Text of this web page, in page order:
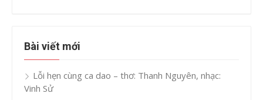
Bài viết mới
Lỗi hẹn cùng ca dao – thơ: Thanh Nguyên, nhạc:
Vinh Sử